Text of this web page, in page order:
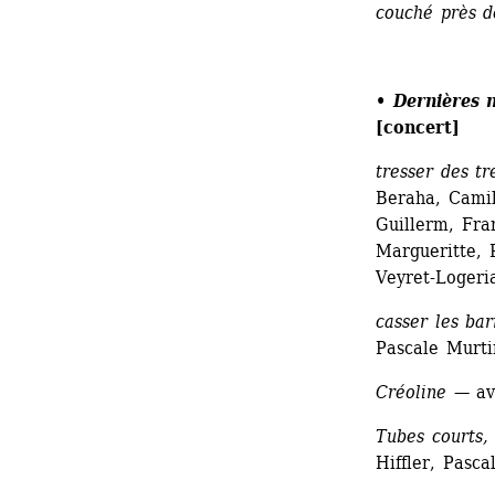
couché près
• Dernières
[concert]
tresser des
Beraha,
Guillerm,
Margueritte,
Veyret-
casser les
Pascale
Créoline —
Tubes
Hiffler,